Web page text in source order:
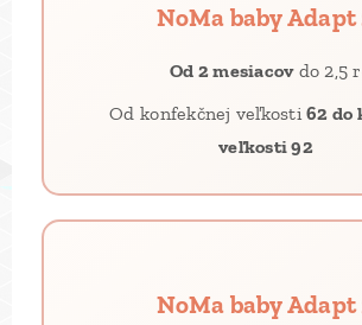
NoMa baby Adapt
👶Od 2 mesiacovdo 2,5
📐 Od konfekčnej veľkosti62 do
veľkosti 92
NoMa baby Adapt